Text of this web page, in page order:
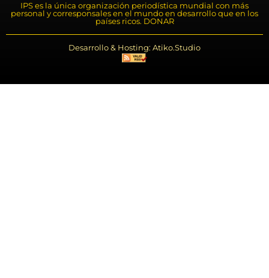
IPS es la única organización periodística mundial con más
personal y corresponsales en el mundo en desarrollo que en los
países ricos. DONAR
Desarrollo & Hosting: Atiko.Studio